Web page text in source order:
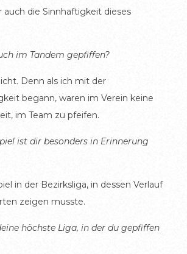
auch die Sinnhaftigkeit dieses
im Tandem gepfiffen?
Denn als ich mit der
begann, waren im Verein keine
im Team zu pfeifen.
ist dir besonders in Erinnerung
in der Bezirksliga, in dessen Verlauf
zeigen musste.
höchste Liga, in der du gepfiffen